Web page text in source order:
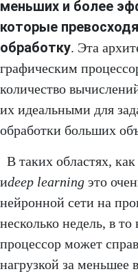
меньших и более
которые
обработку. Эта
графическим
количество
их идеальными для
обработки больших
В таких областях,
иdeep learning это
нейронной сети на
несколько недель, в
процессор может
нагрузкой за меньшее